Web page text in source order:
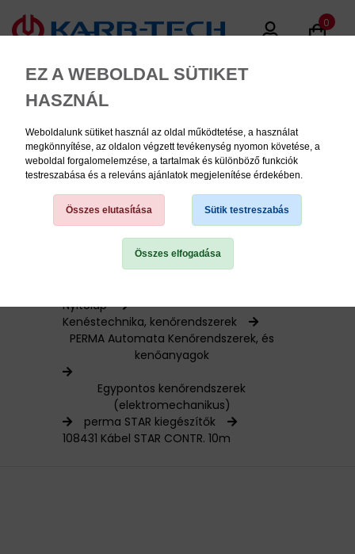
EZ A WEBOLDAL SÜTIKET
HASZNÁL
Weboldalunk sütiket használ az oldal működtetése, a használat
megkönnyítése, az oldalon végzett tevékenység nyomon követése, a
weboldal forgalomelemzése, a tartalmak és különböző funkciók
testreszabása és a releváns ajánlatok megjelenítése érdekében.
Összes elutasítása Sütik testreszabás
Összes elfogadása
0
MENU
KÉZISZERSZÁMOK
HAJTÁSTECHNIKA
KARBANTARTÓ ANYAGOK
Termékinformációk
Nyitólap
Kenéstechnika, kenőrendszerek
PERMA Automata Kenőrendszerek, és
kenőanyagok
Egypontos kenőrendszerek
(elektromechanikus)
perma STAR kiegészítők
108431 Kábel STAR CONTR. 10m